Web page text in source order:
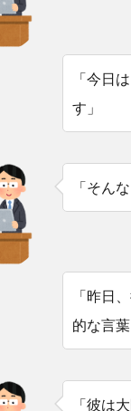
「今日
す」
「そん
「昨日
的な言
「彼は